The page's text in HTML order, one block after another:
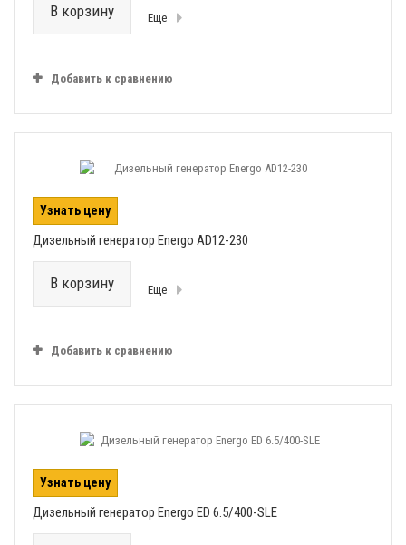
В корзину Еще
Добавить к сравнению
Узнать цену
Дизельный генератор Energo AD12-230
В корзину Еще
Добавить к сравнению
Узнать цену
Дизельный генератор Energo ED 6.5/400-SLE